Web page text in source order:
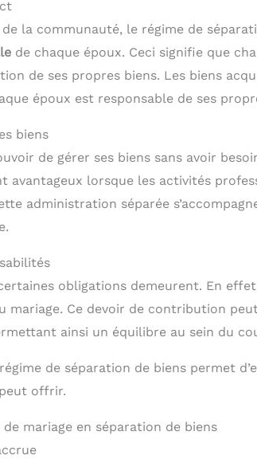
la communauté, le régime de
de chaque époux. Ceci signifie que
de ses propres biens. Les biens
époux est responsable de ses
biens
de gérer ses biens sans avoir
avantageux lorsque les activités
administration séparée
obligations demeurent. En
mariage. Ce devoir de contribution
ainsi un équilibre au sein du
de séparation de biens permet
offrir.
mariage en séparation de biens